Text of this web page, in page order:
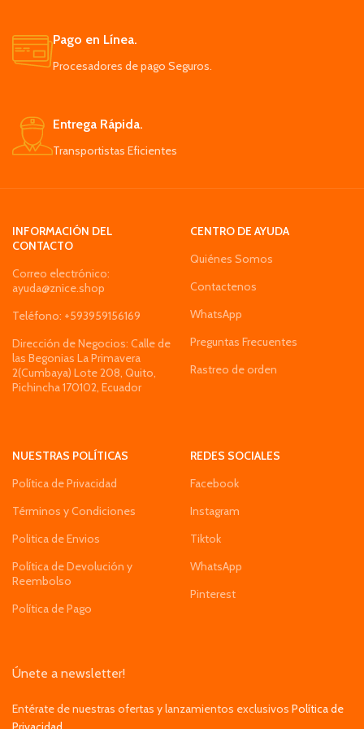
hasta 128 GB de memoria
Pago en Línea.
Procesadores de pago Seguros.
Entrega Rápida.
Transportistas Eficientes
INFORMACIÓN DEL
CONTACTO
Correo electrónico:
ayuda@znice.shop
Teléfono: +593959156169
Dirección de Negocios: Calle de
las Begonias La Primavera
2(Cumbaya) Lote 208, Quito,
Pichincha 170102, Ecuador
CENTRO DE AYUDA
Quiénes Somos
Contactenos
WhatsApp
Preguntas Frecuentes
Rastreo de orden
NUESTRAS POLÍTICAS
Política de Privacidad
Términos y Condiciones
Politica de Envios
Política de Devolución y
Reembolso
Política de Pago
REDES SOCIALES
Facebook
Instagram
Tiktok
WhatsApp
Pinterest
Únete a newsletter!
Entérate de nuestras ofertas y lanzamientos exclusivos Política de